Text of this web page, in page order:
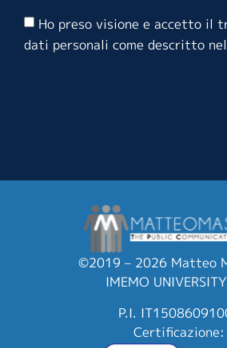
Ho preso visione e accetto il
dati personali come descritto
©2019 – 2026 Matteo
IMEMO
P.I.
Certificazione: